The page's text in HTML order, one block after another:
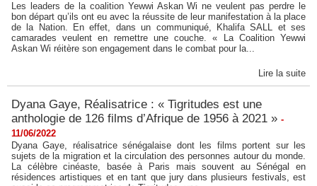
Les leaders de la coalition Yewwi Askan Wi ne veulent pas perdre le
bon départ qu’ils ont eu avec la réussite de leur manifestation à la place
de la Nation. En effet, dans un communiqué, Khalifa SALL et ses
camarades veulent en remettre une couche. « La Coalition Yewwi
Askan Wi réitère son engagement dans le combat pour la...
Lire la suite
Dyana Gaye, Réalisatrice : « Tigritudes est une
anthologie de 126 films d’Afrique de 1956 à 2021 » -
11/06/2022
Dyana Gaye, réalisatrice sénégalaise dont les films portent sur les
sujets de la migration et la circulation des personnes autour du monde.
La célèbre cinéaste, basée à Paris mais souvent au Sénégal en
résidences artistiques et en tant que jury dans plusieurs festivals, est